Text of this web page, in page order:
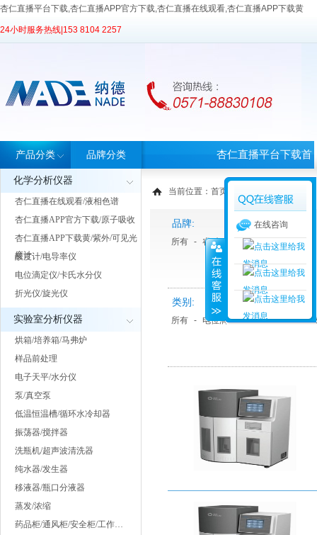
杏仁直播平台下载,杏仁直播APP官方下载,杏仁直播在线观看,杏仁直播APP下载黄
24小时服务热线| 153 8104 2257
产品分类
化学分析仪器
杏仁直播在线观看/液相色谱
杏仁直播APP官方下载/原子吸收
杏仁直播APP下载黄/紫外/可见光
度计
酸度计/电导率仪
电位滴定仪/卡氏水分仪
折光仪/旋光仪
实验室分析仪器
烘箱/培养箱/马弗炉
样品前处理
电子天平/水分仪
泵/真空泵
低温恒温槽/循环水冷却器
振荡器/搅拌器
洗瓶机/超声波清洗器
纯水器/发生器
移液器/瓶口分液器
蒸发/浓缩
药品柜/通风柜/安全柜/工作…
品牌分类 杏仁直播平台下载首
页
当前位置： 首页
品牌:
所有 - 睿科
类别:
所有 - 电位滴定仪 - 卡氏水分测定
在线咨询